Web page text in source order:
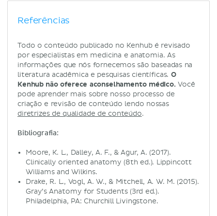
Referências
Todo o conteúdo publicado no Kenhub é revisado
por especialistas em medicina e anatomia. As
informações que nós fornecemos são baseadas na
literatura acadêmica e pesquisas científicas. O
Kenhub não oferece aconselhamento médico. Você
pode aprender mais sobre nosso processo de
criação e revisão de conteúdo lendo nossas
diretrizes de qualidade de conteúdo.
Bibliografia:
Moore, K. L., Dalley, A. F., & Agur, A. (2017).
Clinically oriented anatomy (8th ed.). Lippincott
Williams and Wilkins.
Drake, R. L., Vogl, A. W., & Mitchell, A. W. M. (2015).
Gray’s Anatomy for Students (3rd ed.).
Philadelphia, PA: Churchill Livingstone.